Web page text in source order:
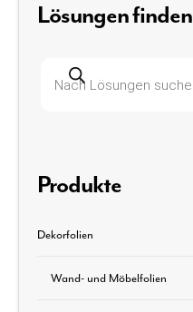
Lösungen finden
Produktsuche
Produkte
Dekorfolien
Wand- und Möbelfolien